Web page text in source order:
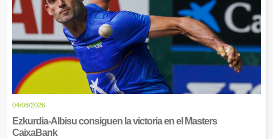
04/08/2026
Ezkurdia-Albisu consiguen la victoria en el Masters
CaixaBank